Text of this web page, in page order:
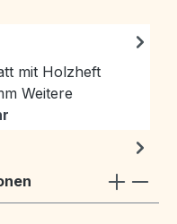
mit Holzheft
Weitere